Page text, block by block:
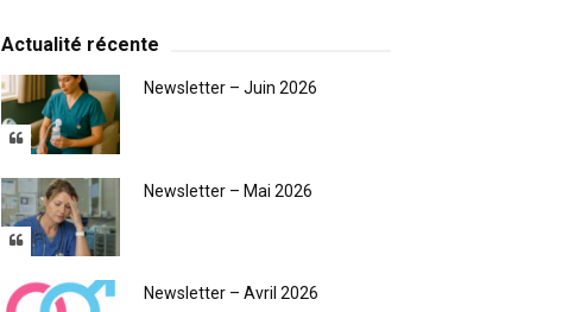
Actualité récente
Newsletter – Juin 2026
Newsletter – Mai 2026
Newsletter – Avril 2026